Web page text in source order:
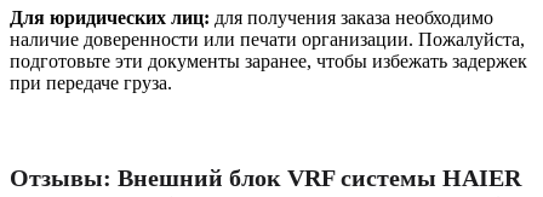
Для юридических лиц: для получения заказа необходимо
наличие доверенности или печати организации. Пожалуйста,
подготовьте эти документы заранее, чтобы избежать задержек
при передаче груза.
Отзывы: Внешний блок VRF системы HAIER